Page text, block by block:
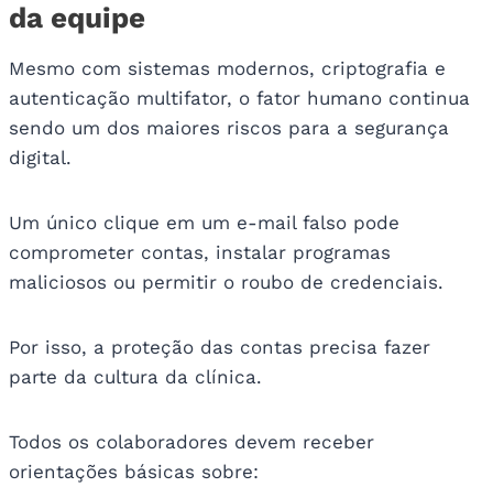
da equipe
Mesmo com sistemas modernos, criptografia e
autenticação multifator, o fator humano continua
sendo um dos maiores riscos para a segurança
digital.
Um único clique em um e-mail falso pode
comprometer contas, instalar programas
maliciosos ou permitir o roubo de credenciais.
Por isso, a proteção das contas precisa fazer
parte da cultura da clínica.
Todos os colaboradores devem receber
orientações básicas sobre: